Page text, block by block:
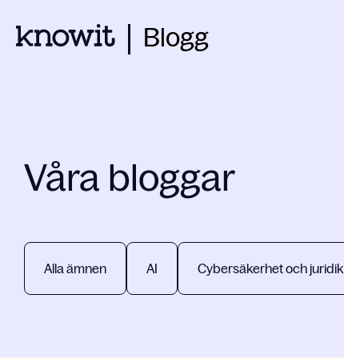
Blogg
Våra bloggar
Alla ämnen AI Cybersäkerhet och juridik